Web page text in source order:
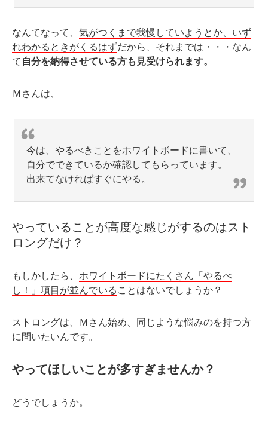
なんてなって、 気がつくまで我慢していようとか、いず
れわかるときがくるはずだから、それまでは・・・なん
て 自分を納得させている方も見受けられます。
Ｍさんは、
今は、やるべきことをホワイトボードに書いて、
自分でできているか確認してもらっています。
出来てなければすぐにやる。
やっていることが高度な感じがするのはスト
ロングだけ？
もしかしたら、 ホワイトボードにたくさん「やるべ
し！」項目が並んでいる ことはないでしょうか？
ストロングは、Ｍさん始め、同じような悩みのを持つ方
に問いたいんです。
やってほしいことが多すぎませんか？
どうでしょうか。